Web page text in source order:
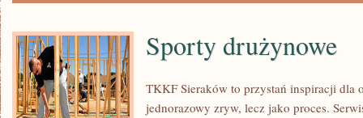
Sporty drużynowe
TKKF Sieraków to przystań inspiracji dla
jednorazowy zryw, lecz jako proces.